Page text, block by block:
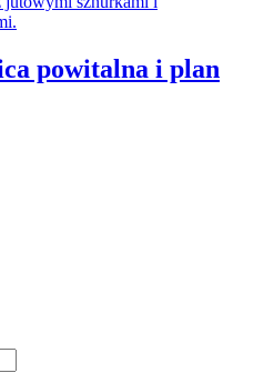
powitalna i plan